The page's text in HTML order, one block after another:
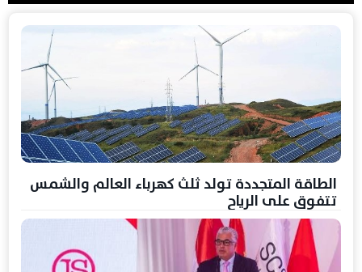
الطاقة المتجددة تولد ثلث كهرباء العالم والشمس
تتفوق على الرياح